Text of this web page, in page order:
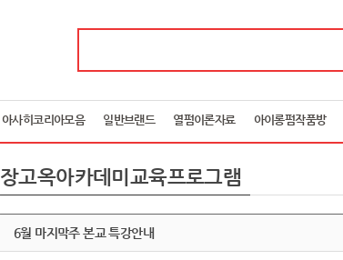
아사히코리아모음 일반브랜드 열펌이론자료 아이롱펌작품방
장고옥아카데미교육프로그램
6월 마지막주 본교 특강안내